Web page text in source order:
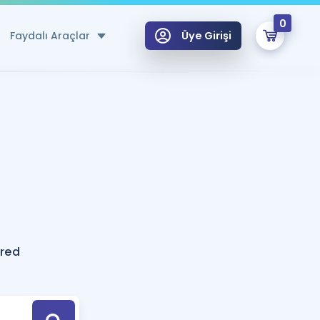
Faydalı Araçlar
Hesaplama Aracı
için Öneriler
Tek Takvimde
Üye Girişi
0
Hoca ile seni sınava hazırlayacak onlarca eğitim seni bekliyor!